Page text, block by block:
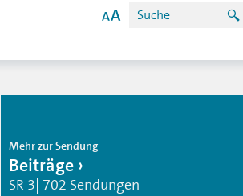
Mehr zur Sendung
Beiträge
SR 3| 702 Sendungen